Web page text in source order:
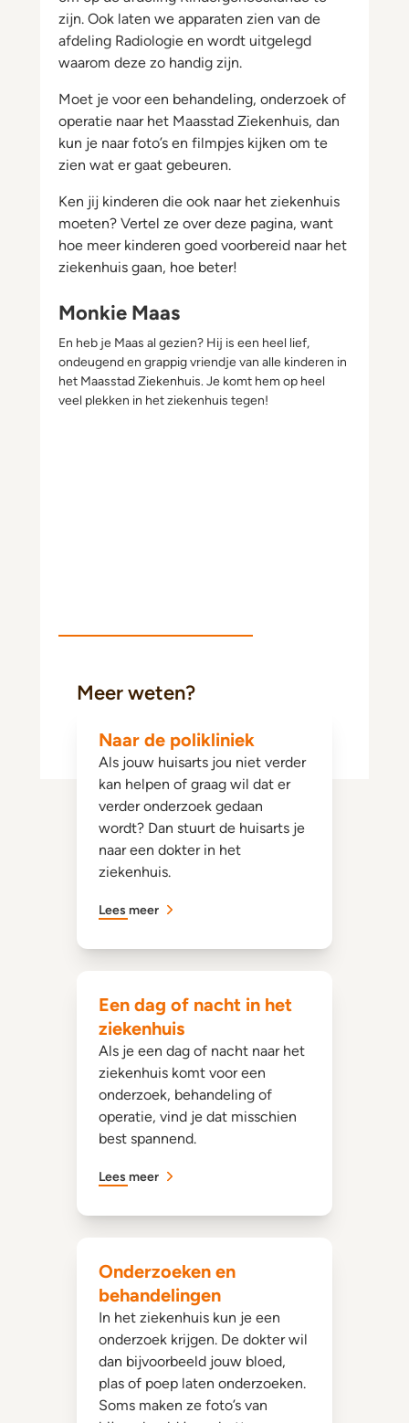
zijn. Ook laten we apparaten zien van de
afdeling Radiologie en wordt uitgelegd
waarom deze zo handig zijn.
Moet je voor een behandeling, onderzoek of
operatie naar het Maasstad Ziekenhuis, dan
kun je naar foto’s en filmpjes kijken om te
zien wat er gaat gebeuren.
Ken jij kinderen die ook naar het ziekenhuis
moeten? Vertel ze over deze pagina, want
hoe meer kinderen goed voorbereid naar het
ziekenhuis gaan, hoe beter!
Monkie Maas
En heb je Maas al gezien? Hij is een heel lief,
ondeugend en grappig vriendje van alle kinderen in
het Maasstad Ziekenhuis. Je komt hem op heel
veel plekken in het ziekenhuis tegen!
Meer weten?
Naar de polikliniek
Als jouw huisarts jou niet verder
kan helpen of graag wil dat er
verder onderzoek gedaan
wordt? Dan stuurt de huisarts je
naar een dokter in het
ziekenhuis.
Lees meer
Een dag of nacht in het
ziekenhuis
Als je een dag of nacht naar het
ziekenhuis komt voor een
onderzoek, behandeling of
operatie, vind je dat misschien
best spannend.
Lees meer
Onderzoeken en
behandelingen
In het ziekenhuis kun je een
onderzoek krijgen. De dokter wil
dan bijvoorbeeld jouw bloed,
plas of poep laten onderzoeken.
Soms maken ze foto’s van